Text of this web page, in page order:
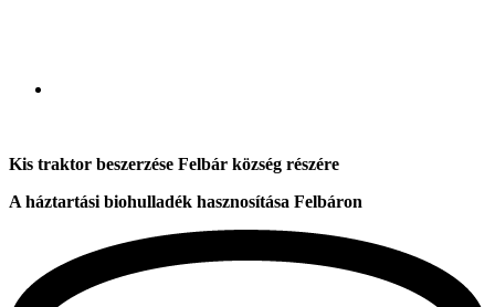
Kis traktor beszerzése Felbár község részére
A háztartási biohulladék hasznosítása Felbáron